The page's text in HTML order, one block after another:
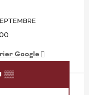
Google
▒▒